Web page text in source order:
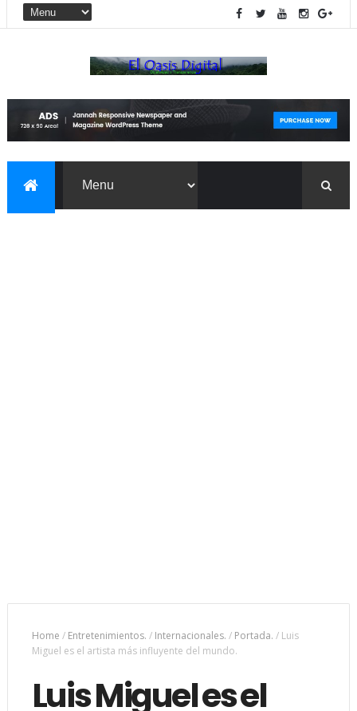
Home / Entretenimientos. / Internacionales. / Portada. / Luis
Miguel es el artista más influyente del mundo.
Luis Miguel es el